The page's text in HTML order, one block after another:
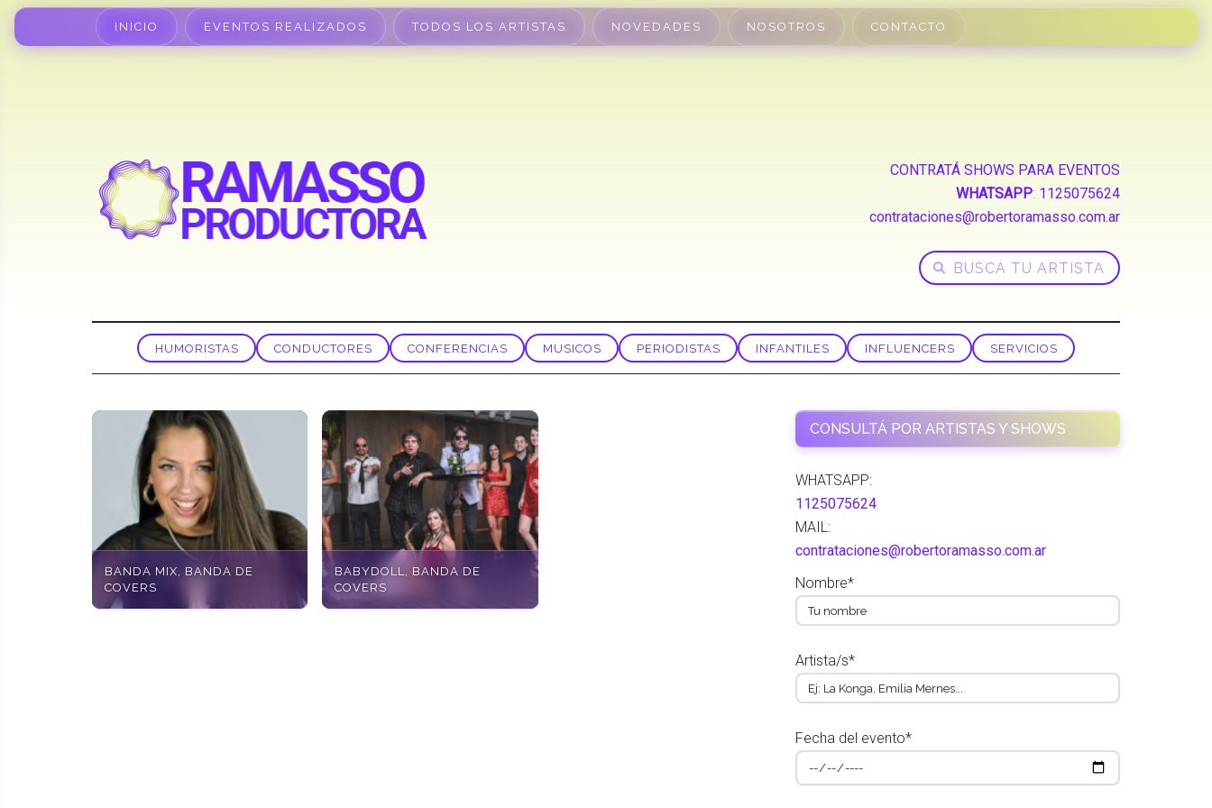
INICIO EVENTOS REALIZADOS TODOS LOS ARTISTAS NOVEDADES NOSOTROS CONTACTO
CONTRATÁ SHOWS PARA EVENTOS
WHATSAPP: 1125075624
contrataciones@robertoramasso.com.ar
HUMORISTAS CONDUCTORES CONFERENCIAS MUSICOS PERIODISTAS INFANTILES INFLUENCERS SERVICIOS
BANDA MIX, BANDA DE
COVERS
BABYDOLL, BANDA DE
COVERS
CONSULTÁ POR ARTISTAS Y SHOWS
WHATSAPP:
1125075624
MAIL:
contrataciones@robertoramasso.com.ar
Nombre*
Artista/s*
Fecha del evento*